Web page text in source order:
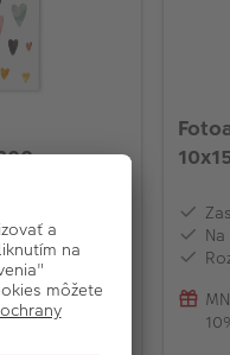
10x15 cm
všetky albumy:
(od 4ks)